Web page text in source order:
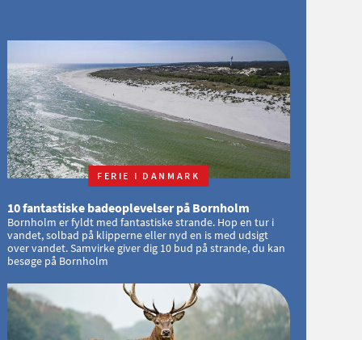
FERIE I DANMARK
10 fantastiske badeoplevelser på Bornholm
Bornholm er fyldt med fantastiske strande. Hop en tur i
vandet, solbad på klipperne eller nyd en is med udsigt
over vandet. Samvirke giver dig 10 bud på strande, du kan
besøge på Bornholm